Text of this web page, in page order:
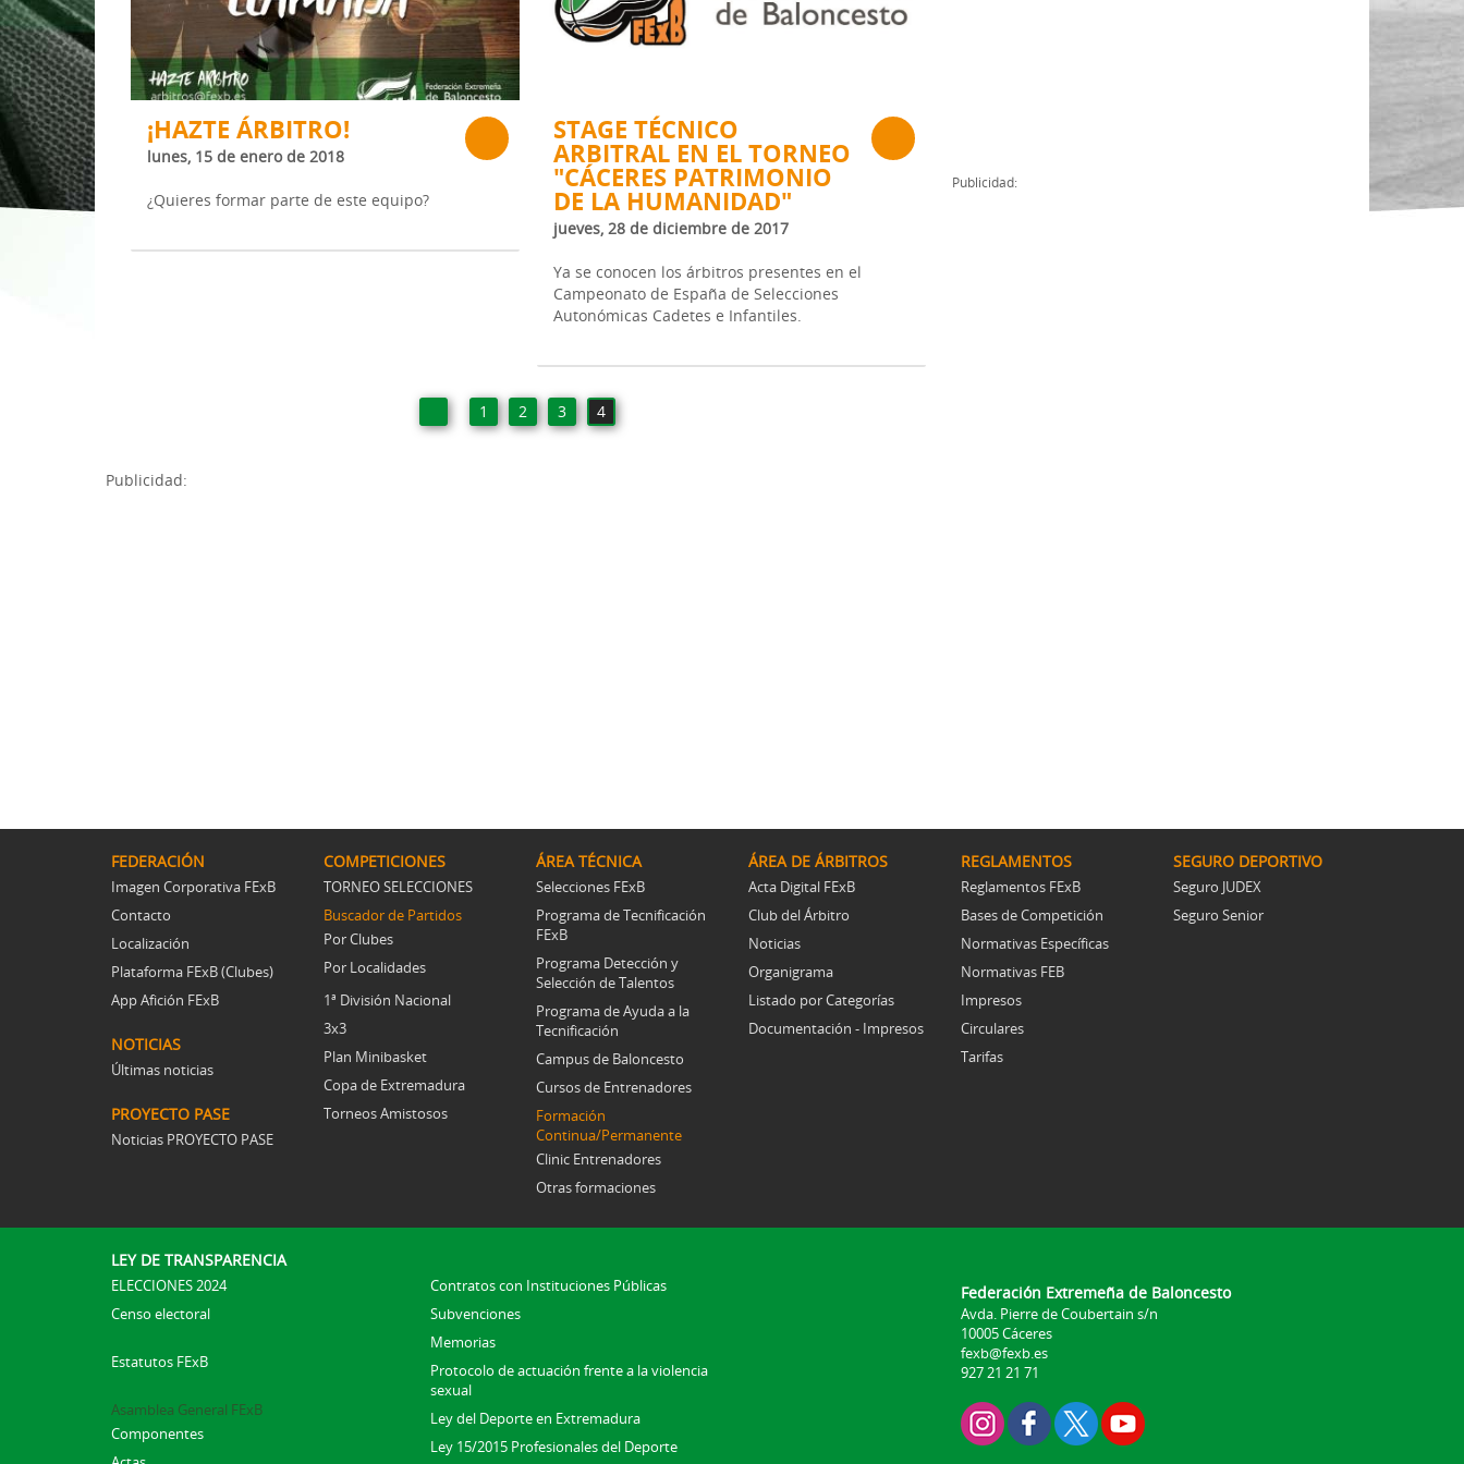
1ª División Nacional
Copa de Extremadura
Formación Continua/Permanente
Tarifas
Subvenciones
¡HAZTE ÁRBITRO!
lunes, 15 de enero de 2018
¿Quieres formar parte de este equipo?
STAGE TÉCNICO
ARBITRAL EN EL TORNEO
"CÁCERES PATRIMONIO
DE LA HUMANIDAD"
jueves, 28 de diciembre de 2017
Ya se conocen los árbitros presentes en el
Campeonato de España de Selecciones
Autonómicas Cadetes e Infantiles.
1 2 3 4
Publicidad:
Publicidad:
FEDERACIÓN
Imagen Corporativa FExB
Contacto
Localización
Plataforma FExB (Clubes)
App Afición FExB
NOTICIAS
Últimas noticias
PROYECTO PASE
Noticias PROYECTO PASE
COMPETICIONES
TORNEO SELECCIONES
Buscador de Partidos
Por Clubes
Por Localidades
1ª División Nacional
3x3
Plan Minibasket
Copa de Extremadura
Torneos Amistosos
ÁREA TÉCNICA
Selecciones FExB
Programa de Tecnificación
FExB
Programa Detección y
Selección de Talentos
Programa de Ayuda a la
Tecnificación
Campus de Baloncesto
Cursos de Entrenadores
Formación
Continua/Permanente
Clinic Entrenadores
Otras formaciones
ÁREA DE ÁRBITROS
Acta Digital FExB
Club del Árbitro
Noticias
Organigrama
Listado por Categorías
Documentación - Impresos
REGLAMENTOS
Reglamentos FExB
Bases de Competición
Normativas Específicas
Normativas FEB
Impresos
Circulares
Tarifas
SEGURO DEPORTIVO
Seguro JUDEX
Seguro Senior
LEY DE TRANSPARENCIA
ELECCIONES 2024
Censo electoral
Estatutos FExB
Asamblea General FExB
Componentes
Contratos con Instituciones Públicas
Subvenciones
Memorias
Protocolo de actuación frente a la violencia
sexual
Ley del Deporte en Extremadura
Ley 15/2015 Profesionales del Deporte
Federación Extremeña de Baloncesto
Avda. Pierre de Coubertain s/n
10005 Cáceres
fexb@fexb.es
927 21 21 71